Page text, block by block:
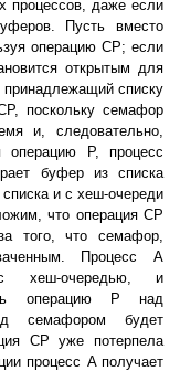
процессов, даже если
Пусть вместо
операцию CP; если
открытым для
списку
поскольку семафор
и, следовательно,
операцию P, процесс
буфер из списка
и с хеш-очереди
что операция CP
того, что семафор,
Процесс A
хеш-очередью, и
операцию P над
семафором будет
CP уже потерпела
процесс A получает